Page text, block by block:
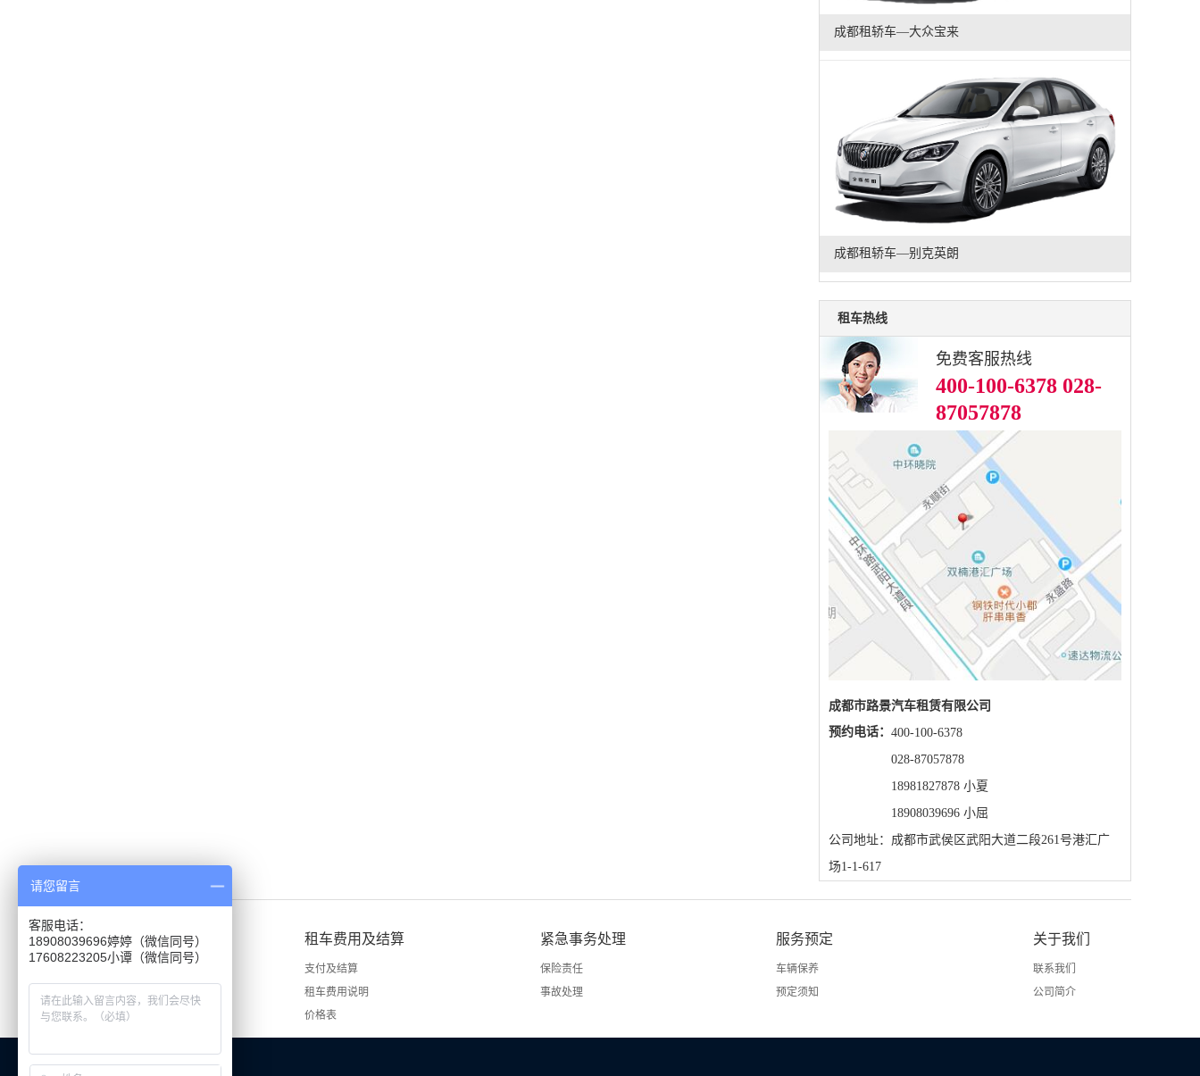
成都租轿车—大众宝来
成都租轿车—别克英朗
租车热线
免费客服热线
400-100-6378 028-
87057878
成都市路景汽车租赁有限公司
预约电话： 400-100-6378
028-87057878
18981827878 小夏
18908039696 小屈
公司地址：成都市武侯区武阳大道二段261号港汇广
场1-1-617
租车说明
租车流程
租车费用及结算
支付及结算
租车费用说明
价格表
紧急事务处理
保险责任
事故处理
服务预定
车辆保养
预定须知
关于我们
联系我们
公司简介
请您留言
客服电话：
18908039696婷婷（微信同号）